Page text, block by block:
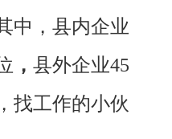
中，县内企业
， 县外企业45
找工作的小伙